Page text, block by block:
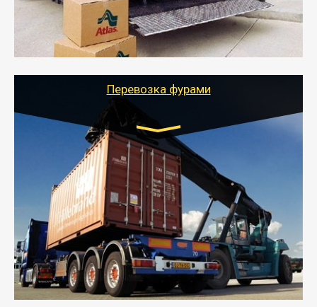
- Тайгер Логистик подберет автотранспорт, быстро и
качественно организует переезд к новому месту
службы или работы с гарантией сохранности груза и
оформлением документов, подтверждающих
Перевозка фурами
Транспорт:
Еврофура Тент от 5 до 10 тонн
грузоподъемность
от 10 000 руб. Возможен догруз
- Доставка фурой до 20 т возможна для больших
объемов грузов, упакованных в коробки, мешки,
паллеты и россыпью в самые отдаленные места
России с гарантией полной сохранности.
- Тайгер Логистик предоставляет услуги по
грузоперевозкам для физических и юридических лиц